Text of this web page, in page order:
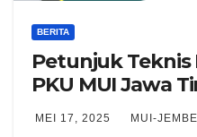
BERITA
Petunjuk Teknis
PKU MUI Jawa
MEI 17, 2025 MUI-